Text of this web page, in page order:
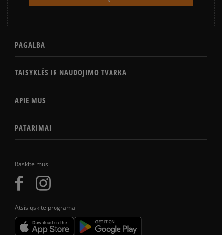
Raskite mus
Atsisiųskite programą
PAGALBA
TAISYKLĖS IR NAUDOJIMO TVARKA
APIE MUS
PATARIMAI